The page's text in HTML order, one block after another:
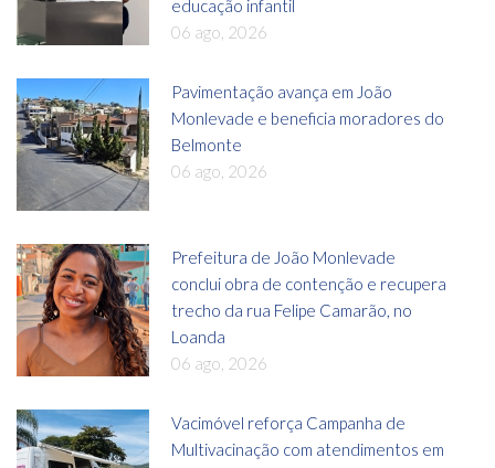
educação infantil
06 ago, 2026
Pavimentação avança em João
Monlevade e beneficia moradores do
Belmonte
06 ago, 2026
Prefeitura de João Monlevade
conclui obra de contenção e recupera
trecho da rua Felipe Camarão, no
Loanda
06 ago, 2026
Vacimóvel reforça Campanha de
Multivacinação com atendimentos em